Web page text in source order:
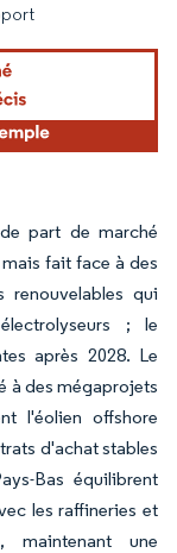
part de marché
fait face à des
renouvelables qui
; le
après 2028. Le
à des mégaprojets
l'éolien offshore
d'achat stables
Bas équilibrent
les raffineries et
maintenant une